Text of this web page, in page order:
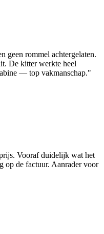
geen rommel achtergelaten.
De kitter werkte heel
— top vakmanschap."
Vooraf duidelijk wat het
op de factuur. Aanrader voor